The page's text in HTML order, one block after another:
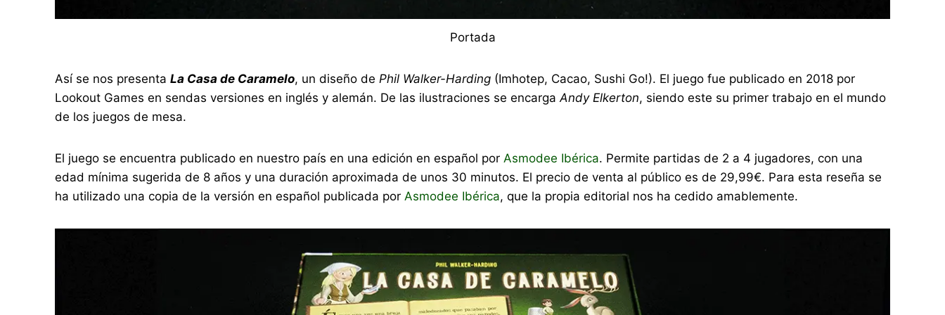
Portada
Así se nos presentaLa Casa de Caramelo, un diseño dePhil Walker-Harding (Imhotep, Cacao, Sushi Go!). El juego fue publicado en 2018 por
Lookout Games en sendas versiones en inglés y alemán. De las ilustraciones se encargaAndy Elkerton, siendo este su primer trabajo en el mundo
de los juegos de mesa.
El juego se encuentra publicado en nuestro país en una edición en español porAsmodee Ibérica. Permite partidas de 2 a 4 jugadores, con una
edad mínima sugerida de 8 años y una duración aproximada de unos 30 minutos. El precio de venta al público es de 29,99€. Para esta reseña se
ha utilizado una copia de la versión en español publicada porAsmodee Ibérica, que la propia editorial nos ha cedido amablemente.